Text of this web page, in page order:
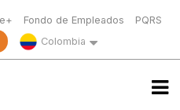
Fondo de Empleados
PQRS
Colombia